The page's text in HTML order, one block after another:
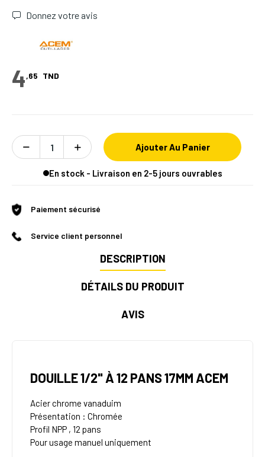
Donnez votre avis
4,65 TND
Ajouter Au Panier
En stock - Livraison en 2-5 jours ouvrables
Paiement sécurisé
Service client personnel
DESCRIPTION
DÉTAILS DU PRODUIT
AVIS
DOUILLE 1/2" À 12 PANS 17MM ACEM
Acier chrome vanaduim
Présentation : Chromée
Profil NPP , 12 pans
Pour usage manuel uniquement